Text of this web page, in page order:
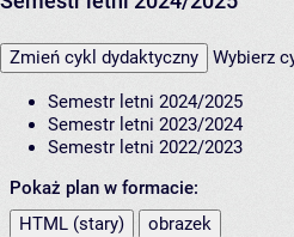
Zmień cykl dydaktyczny Wybierz
Semestr letni 2024/2025
Semestr letni 2023/2024
Semestr letni 2022/2023
Pokaż plan w formacie:
HTML (stary)
obrazek